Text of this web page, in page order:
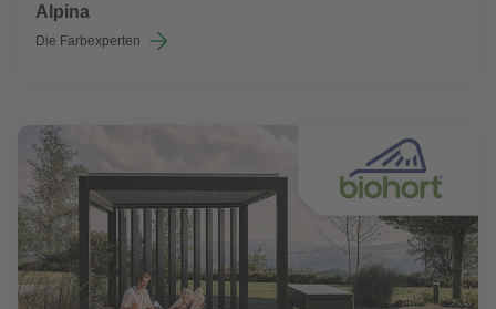
Alpina
Die Farbexperten